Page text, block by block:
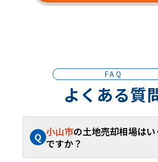
FAQ
よくある質
Q 小山市の土地売却相場はい
ですか？